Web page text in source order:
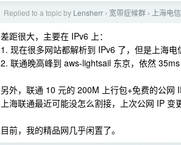
Replied to a topic by Lensherr › 宽带症候群 › 上海电
差距很大，主要在 IPv6 上：
1. 现在很多网站都解析到 IPv6 了，但是上海
2. 联通晚高峰到 aws-lightsail 东京，依然
另外，联通 10 元的 200M 上行包+免费的公网
上海联通最近可能没怎么割接，上次公网 IP
目前，我的精品网几乎闲置了。